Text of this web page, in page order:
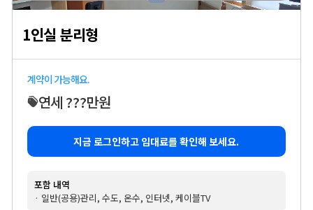
1인실 분리형
계약이 가능해요.
연세 ???만원
지금 로그인하고 임대료를 확인해 보세요.
포함 내역
· 일반(공용)관리, 수도, 온수, 인터넷, 케이블TV